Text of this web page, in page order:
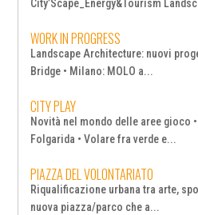
City’Scape_Energy&Tourism
WORK IN PROGRESS
Landscape Architecture: nuovi
Bridge • Milano: MOLO a...
CITY PLAY
Novità nel mondo delle aree gioco
Folgarida • Volare fra verde e...
PIAZZA DEL VOLONTARIATO
Riqualificazione urbana tra arte,
nuova piazza/parco che a...